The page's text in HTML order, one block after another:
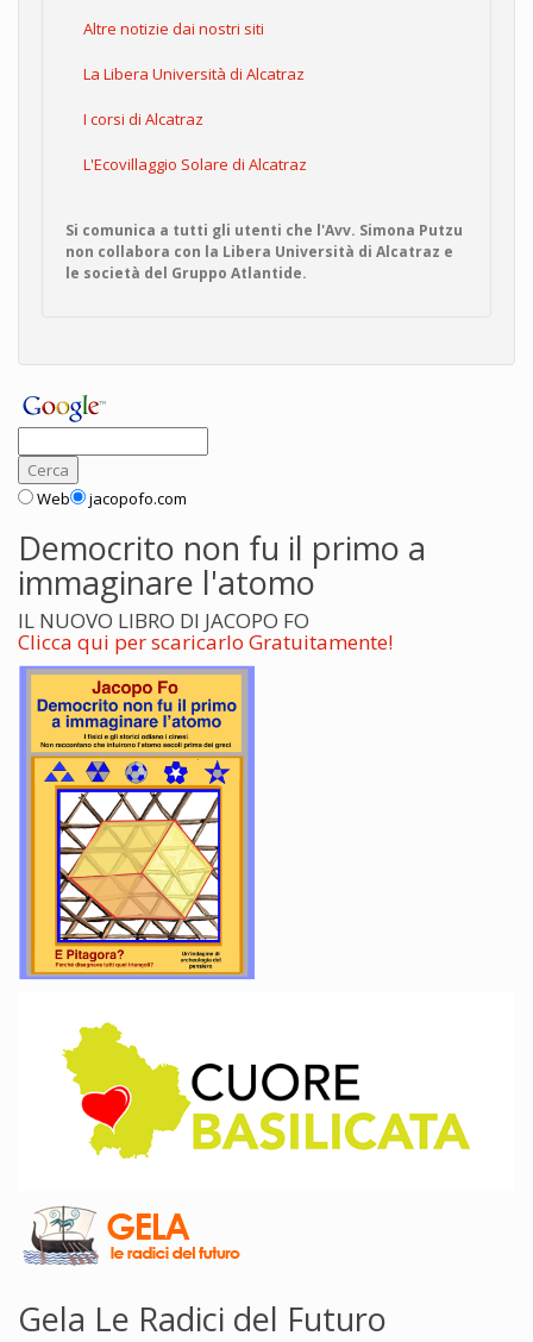
Altre notizie dai nostri siti
La Libera Università di Alcatraz
I corsi di Alcatraz
L'Ecovillaggio Solare di Alcatraz
Si comunica a tutti gli utenti che l'Avv. Simona Putzu
non collabora con la Libera Università di Alcatraz e
le società del Gruppo Atlantide.
Web jacopofo.com
Democrito non fu il primo a
immaginare l'atomo
IL NUOVO LIBRO DI JACOPO FO
Clicca qui per scaricarlo Gratuitamente!
Gela Le Radici del Futuro